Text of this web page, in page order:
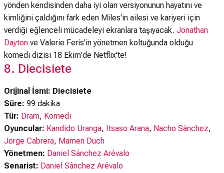
yönden kendisinden daha iyi olan versiyonunun hayatını ve
kimliğini çaldığını fark eden Miles'in ailesi ve kariyeri için
verdiği eğlenceli mücadeleyi ekranlara taşıyacak. Jonathan
Dayton ve Valerie Feris'in yönetmen koltuğunda olduğu
komedi dizisi 18 Ekim'de Netflix'te!
8. Diecisiete
Orijinal İsmi: Diecisiete
Süre: 99 dakika
Tür: Dram, Komedi
Oyuncular: Kandido Uranga, Itsaso Arana, Nacho Sánchez,
Jorge Cabrera, Mamen Duch
Yönetmen: Daniel Sánchez Arévalo
Senarist: Daniel Sánchez Arévalo